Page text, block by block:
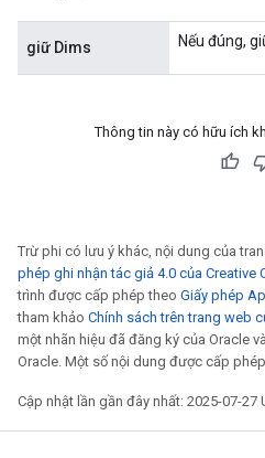
giữ Dims Nếu đúng,
Thông tin này có hữu ích
Trừ phi có lưu ý khác, nội dung của
phép ghi nhận tác giả 4.0 của Creative
trình được cấp phép theo Giấy phép
tham khảo Chính sách trên trang web
một nhãn hiệu đã đăng ký của Oracle
Oracle. Một số nội dung được cấp
Cập nhật lần gần đây nhất: 2025-07-27